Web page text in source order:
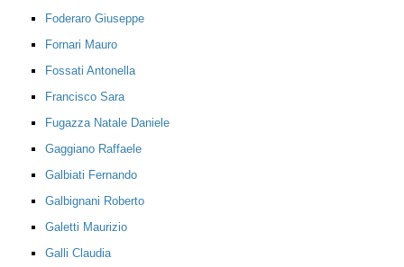
Foderaro Giuseppe
Fornari Mauro
Fossati Antonella
Francisco Sara
Fugazza Natale Daniele
Gaggiano Raffaele
Galbiati Fernando
Galbignani Roberto
Galetti Maurizio
Galli Claudia